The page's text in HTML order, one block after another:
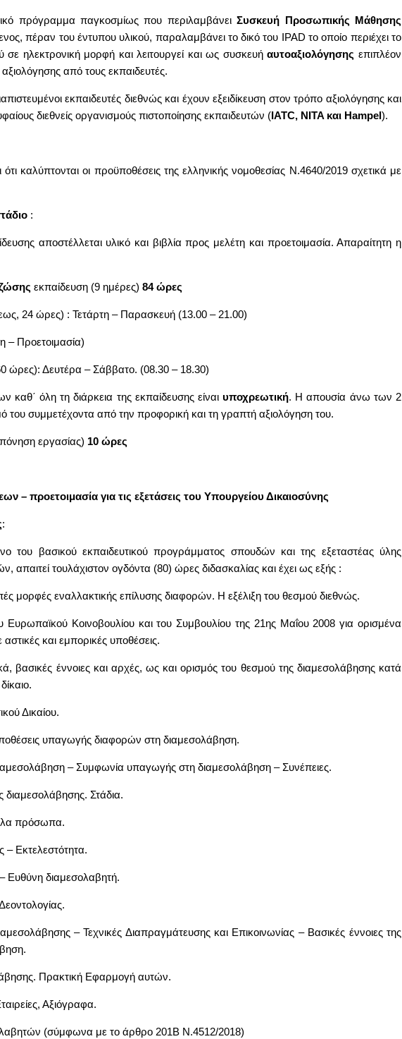
πρόγραμμα παγκοσμίως που περιλαμβάνειΣυσκευή Προσωπικής Μάθησης
πέραν του έντυπου υλικού, παραλαμβάνει το δικό του IPAD το οποίο περιέχει το
σε ηλεκτρονική μορφή και λειτουργεί και ως συσκευήαυτοαξιολόγησηςεπιπλέον
από τους εκπαιδευτές.
εκπαιδευτές διεθνώς και έχουν εξειδίκευση στον τρόπο αξιολόγησης και
διεθνείς οργανισμούς πιστοποίησης εκπαιδευτών (IATC, NITA και Hampel).
καλύπτονται οι προϋποθέσεις της ελληνικής νομοθεσίας Ν.4640/2019 σχετικά με
:
αποστέλλεται υλικό και βιβλία προς μελέτη και προετοιμασία. Απαραίτητη η
εκπαίδευση (9 ημέρες) 84 ώρες
24 ώρες) : Τετάρτη – Παρασκευή (13.00 – 21.00)
– Προετοιμασία)
ώρες): Δευτέρα – Σάββατο. (08.30 – 18.30)
όλη τη διάρκεια της εκπαίδευσης είναι υποχρεωτική. Η απουσία άνω των 2
του συμμετέχοντα από την προφορική και τη γραπτή αξιολόγηση του.
εργασίας) 10 ώρες
– προετοιμασία για τις εξετάσεις του Υπουργείου Δικαιοσύνης
:
του βασικού εκπαιδευτικού προγράμματος σπουδών και της εξεταστέας ύλης
απαιτεί τουλάχιστον ογδόντα (80) ώρες διδασκαλίας και έχει ως εξής :
μορφές εναλλακτικής επίλυσης διαφορών. Η εξέλιξη του θεσμού διεθνώς.
Κοινοβουλίου και του Συμβουλίου της 21ης Μαΐου 2008 για ορισμένα
και εμπορικές υποθέσεις.
βασικές έννοιες και αρχές, ως και ορισμός του θεσμού της διαμεσολάβησης κατά
Δικαίου.
υπαγωγής διαφορών στη διαμεσολάβηση.
– Συμφωνία υπαγωγής στη διαμεσολάβηση – Συνέπειες.
διαμεσολάβησης. Στάδια.
πρόσωπα.
– Εκτελεστότητα.
Ευθύνη διαμεσολαβητή.
– Τεχνικές Διαπραγμάτευσης και Επικοινωνίας – Βασικές έννοιες της
Πρακτική Εφαρμογή αυτών.
Αξιόγραφα.
(σύμφωνα με το άρθρο 201Β Ν.4512/2018)